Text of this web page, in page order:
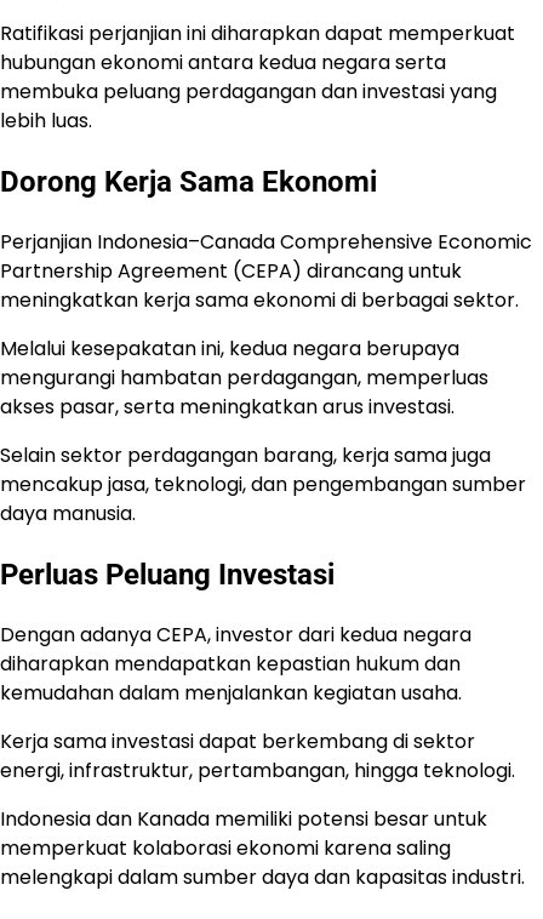
Ratifikasi perjanjian ini diharapkan dapat memperkuat
hubungan ekonomi antara kedua negara serta
membuka peluang perdagangan dan investasi yang
lebih luas.
Dorong Kerja Sama Ekonomi
Perjanjian Indonesia–Canada Comprehensive Economic
Partnership Agreement (CEPA) dirancang untuk
meningkatkan kerja sama ekonomi di berbagai sektor.
Melalui kesepakatan ini, kedua negara berupaya
mengurangi hambatan perdagangan, memperluas
akses pasar, serta meningkatkan arus investasi.
Selain sektor perdagangan barang, kerja sama juga
mencakup jasa, teknologi, dan pengembangan sumber
daya manusia.
Perluas Peluang Investasi
Dengan adanya CEPA, investor dari kedua negara
diharapkan mendapatkan kepastian hukum dan
kemudahan dalam menjalankan kegiatan usaha.
Kerja sama investasi dapat berkembang di sektor
energi, infrastruktur, pertambangan, hingga teknologi.
Indonesia dan Kanada memiliki potensi besar untuk
memperkuat kolaborasi ekonomi karena saling
melengkapi dalam sumber daya dan kapasitas industri.